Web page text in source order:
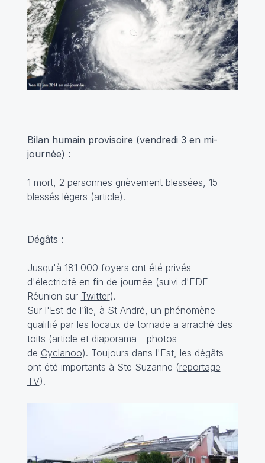
Bilan humain provisoire (vendredi 3 en mi-
journée) :
1 mort, 2 personnes grièvement blessées, 15
blessés légers (article).
Dégâts :
Jusqu'à 181 000 foyers ont été privés
d'électricité en fin de journée (suivi d'EDF
Réunion sur Twitter).
Sur l'Est de l'île, à St André, un phénomène
qualifié par les locaux de tornade a arraché des
toits (article et diaporama - photos
de Cyclanoo). Toujours dans l'Est, les dégâts
ont été importants à Ste Suzanne (reportage
TV).